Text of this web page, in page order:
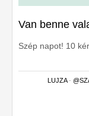
Van benne
Szép napot! 10
LUJZA-